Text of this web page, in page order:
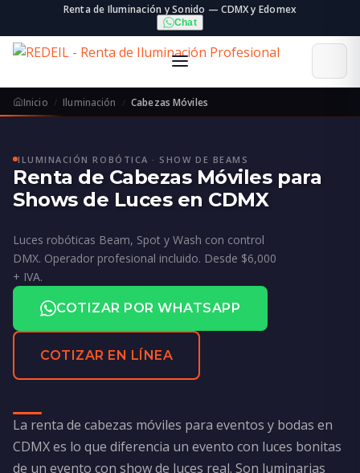
Renta de Iluminación y Sonido — CDMX y Edomex
Chat
Inicio Iluminación Cabezas Móviles
ILUMINACIÓN ROBÓTICA · SHOW DE BEAMS
Renta de Cabezas Móviles para
Shows de Luces en CDMX
Luces robóticas Beam, Spot y Wash con control
DMX. Operador profesional incluido. Desde $6,000
+ IVA.
COTIZAR POR WHATSAPP
COTIZAR EN LÍNEA
La renta de cabezas móviles para eventos y bodas en
CDMX es lo que diferencia un evento con luces bonitas
de un evento con show de luces real. Son luminarias